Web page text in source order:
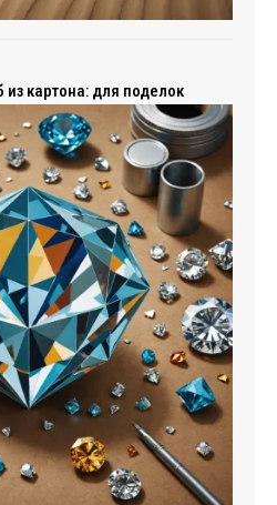
из картона: для поделок